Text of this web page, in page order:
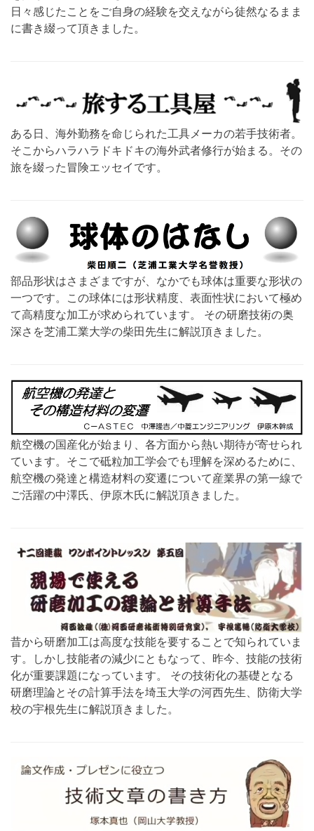
日々感じたことをご自身の経験を交えながら徒然なるまま
に書き綴って頂きました。
ある日、海外勤務を命じられた工具メーカの若手技術者。
そこからハラハラドキドキの海外武者修行が始まる。その
旅を綴った冒険エッセイです。
部品形状はさまざまですが、なかでも球体は重要な形状の
一つです。この球体には形状精度、表面性状において極め
て高精度な加工が求められています。 その研磨技術の奥
深さを芝浦工業大学の柴田先生に解説頂きました。
航空機の国産化が始まり、各方面から熱い期待が寄せられ
ています。そこで砥粒加工学会でも理解を深めるために、
航空機の発達と構造材料の変遷について産業界の第一線で
ご活躍の中澤氏、伊原木氏に解説頂きました。
昔から研磨加工は高度な技能を要することで知られていま
す。しかし技能者の減少にともなって、昨今、技能の技術
化が重要課題になっています。 その技術化の基礎となる
研磨理論とその計算手法を埼玉大学の河西先生、防衛大学
校の宇根先生に解説頂きました。